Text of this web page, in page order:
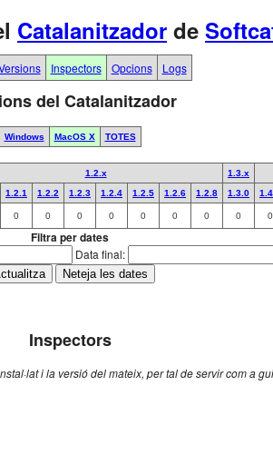
Catalanitzador de
Inspectors Opcions Logs
del Catalanitzador
Windows MacOS X TOTES
1.2.x 1.3.x
1.2.1 1.2.2 1.2.3 1.2.4 1.2.5 1.2.6 1.2.8 1.3.0
0 0 0 0 0 0 0 0 0
Filtra per dates
Data final:
Inspectors
i la versió del mateix, per tal de servir com a